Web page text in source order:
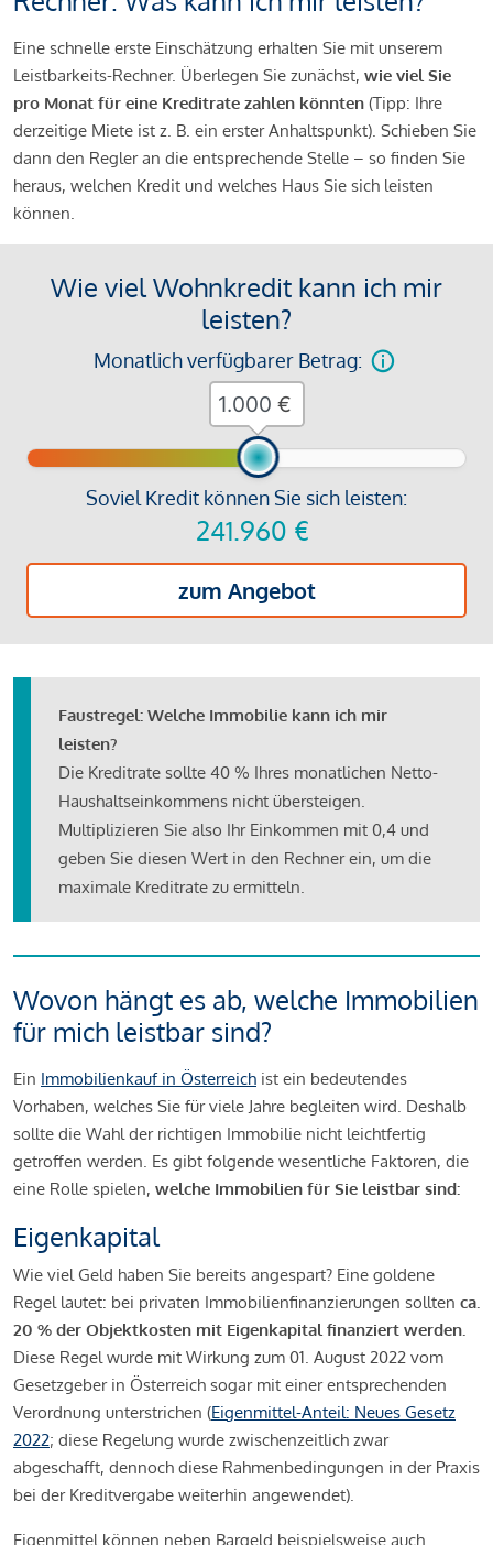
Eine schnelle erste Einschätzung erhalten Sie mit unserem
Leistbarkeits-Rechner. Überlegen Sie zunächst, wie viel Sie
pro Monat für eine Kreditrate zahlen könnten (Tipp: Ihre
derzeitige Miete ist z. B. ein erster Anhaltspunkt). Schieben Sie
dann den Regler an die entsprechende Stelle – so finden Sie
heraus, welchen Kredit und welches Haus Sie sich leisten
können.
Wie viel Wohnkredit kann ich mir
leisten?
Monatlich verfügbarer Betrag:
Soviel Kredit können Sie sich leisten:
241.960 €
zum Angebot
€
Faustregel: Welche Immobilie kann ich mir
leisten?
Die Kreditrate sollte 40 % Ihres monatlichen Netto-
Haushaltseinkommens nicht übersteigen.
Multiplizieren Sie also Ihr Einkommen mit 0,4 und
geben Sie diesen Wert in den Rechner ein, um die
maximale Kreditrate zu ermitteln.
Wovon hängt es ab, welche Immobilien
für mich leistbar sind?
Ein Immobilienkauf in Österreich ist ein bedeutendes
Vorhaben, welches Sie für viele Jahre begleiten wird. Deshalb
sollte die Wahl der richtigen Immobilie nicht leichtfertig
getroffen werden. Es gibt folgende wesentliche Faktoren, die
eine Rolle spielen, welche Immobilien für Sie leistbar sind:
Eigenkapital
Wie viel Geld haben Sie bereits angespart? Eine goldene
Regel lautet: bei privaten Immobilienfinanzierungen sollten ca.
20 % der Objektkosten mit Eigenkapital finanziert werden.
Diese Regel wurde mit Wirkung zum 01. August 2022 vom
Gesetzgeber in Österreich sogar mit einer entsprechenden
Verordnung unterstrichen (Eigenmittel-Anteil: Neues Gesetz
2022; diese Regelung wurde zwischenzeitlich zwar
abgeschafft, dennoch diese Rahmenbedingungen in der Praxis
bei der Kreditvergabe weiterhin angewendet).
Eigenmittel können neben Bargeld beispielsweise auch